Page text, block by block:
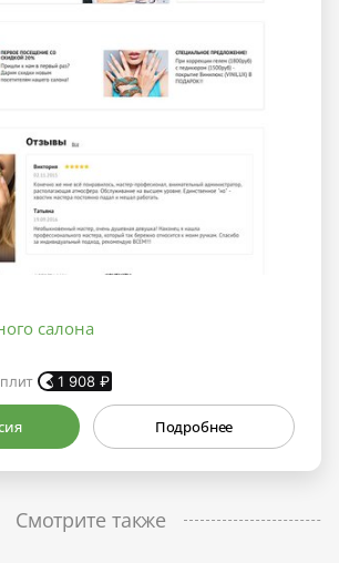
салона
1 908 ₽
Подробнее
Смотрите также